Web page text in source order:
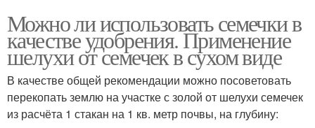
Можно ли использовать семечки в
качестве удобрения. Применение
шелухи от семечек в сухом виде
В качестве общей рекомендации можно посоветовать
перекопать землю на участке с золой от шелухи семечек
из расчёта 1 стакан на 1 кв. метр почвы, на глубину: